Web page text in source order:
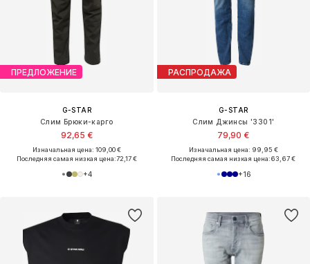
ПРЕДЛОЖЕНИЕ
G-STAR
Слим Брюки-карго
92,65 €
Изначальная цена: 109,00 €
Последняя самая низкая цена:72,17 €
+4
РАСПРОДАЖА
G-STAR
Слим Джинсы '3301'
79,90 €
Изначальная цена: 99,95 €
Последняя самая низкая цена:63,67 €
+16